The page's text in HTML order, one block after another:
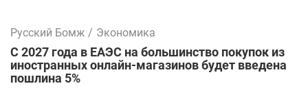
Русский Бомж / Экономика
С 2027 года в ЕАЭС на большинство покупок из
иностранных онлайн-магазинов будет введена
пошлина 5%